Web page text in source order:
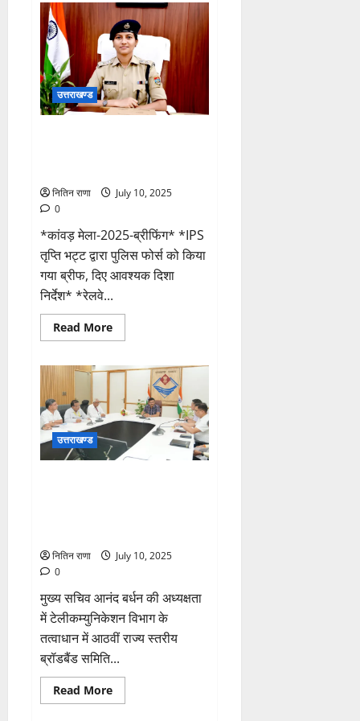
के
निर्देश
पर
आपदाग्रस्त
अंतिम
गांव
बटोली
दौरे
पर
प्रथम
उत्तराखण्ड
नितिन राणा
July 10, 2025
0
*कांवड़ मेला-2025-ब्रीफिंग* *IPS
तृप्ति भट्ट द्वारा पुलिस फोर्स को किया
गया ब्रीफ, दिए आवश्यक दिशा
निर्देश* *रेलवे...
Read MoreRead
more
तृप्ति
द्वारा
पुलिस
फोर्स
को
किया
गया
ब्रीफ,
उत्तराखण्ड
नितिन राणा
July 10, 2025
0
मुख्य सचिव आनंद बर्धन की अध्यक्षता
में टेलीकम्युनिकेशन विभाग के
तत्वाधान में आठवीं राज्य स्तरीय
ब्रॉडबैंड समिति...
Read MoreRead
more